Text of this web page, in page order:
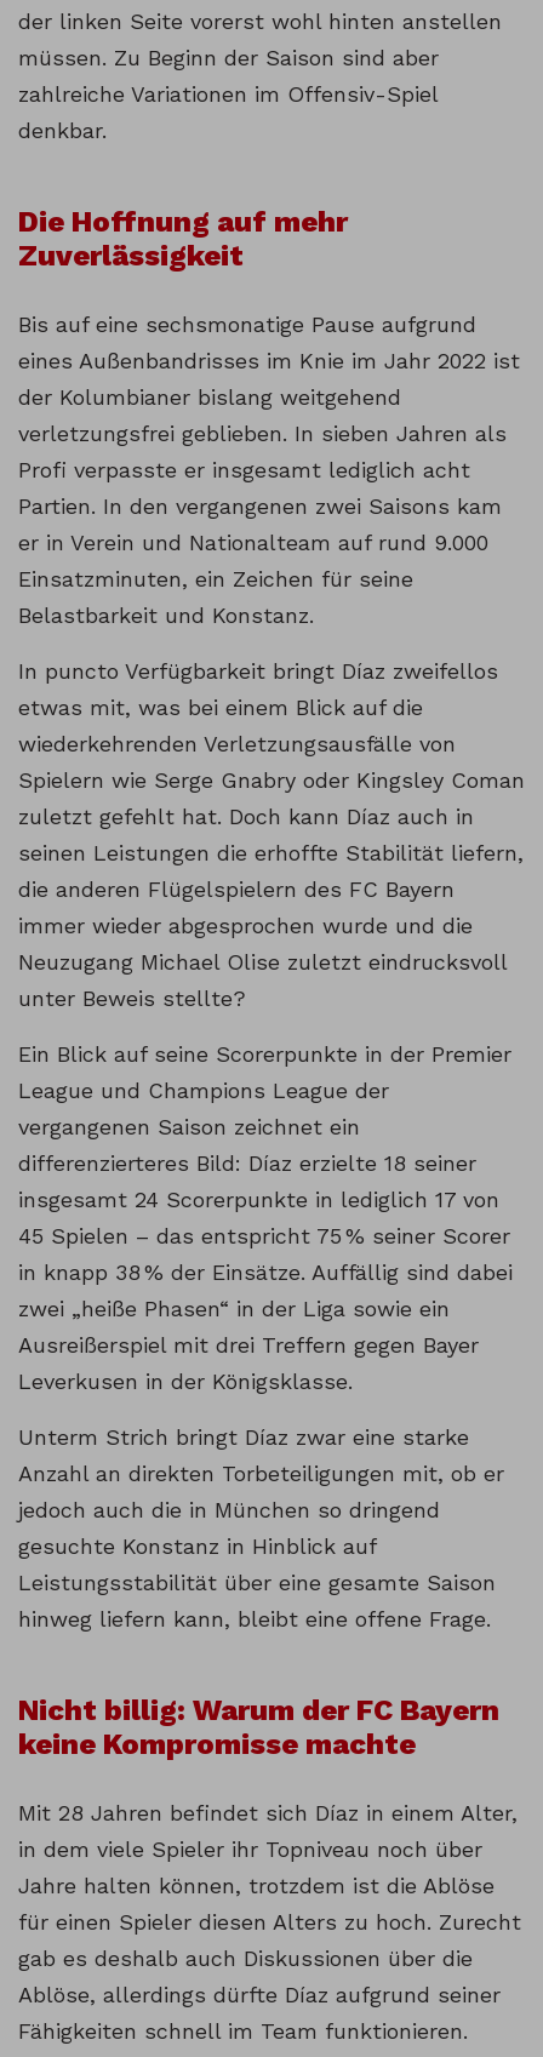
der linken Seite vorerst wohl hinten anstellen
müssen. Zu Beginn der Saison sind aber
zahlreiche Variationen im Offensiv-Spiel
denkbar.
Die Hoffnung auf mehr
Zuverlässigkeit
Bis auf eine sechsmonatige Pause aufgrund
eines Außenbandrisses im Knie im Jahr 2022 ist
der Kolumbianer bislang weitgehend
verletzungsfrei geblieben. In sieben Jahren als
Profi verpasste er insgesamt lediglich acht
Partien. In den vergangenen zwei Saisons kam
er in Verein und Nationalteam auf rund 9.000
Einsatzminuten, ein Zeichen für seine
Belastbarkeit und Konstanz.
In puncto Verfügbarkeit bringt Díaz zweifellos
etwas mit, was bei einem Blick auf die
wiederkehrenden Verletzungsausfälle von
Spielern wie Serge Gnabry oder Kingsley Coman
zuletzt gefehlt hat. Doch kann Díaz auch in
seinen Leistungen die erhoffte Stabilität liefern,
die anderen Flügelspielern des FC Bayern
immer wieder abgesprochen wurde und die
Neuzugang Michael Olise zuletzt eindrucksvoll
unter Beweis stellte?
Ein Blick auf seine Scorerpunkte in der Premier
League und Champions League der
vergangenen Saison zeichnet ein
differenzierteres Bild: Díaz erzielte 18 seiner
insgesamt 24 Scorerpunkte in lediglich 17 von
45 Spielen – das entspricht 75 % seiner Scorer
in knapp 38 % der Einsätze. Auffällig sind dabei
zwei „heiße Phasen“ in der Liga sowie ein
Ausreißerspiel mit drei Treffern gegen Bayer
Leverkusen in der Königsklasse.
Unterm Strich bringt Díaz zwar eine starke
Anzahl an direkten Torbeteiligungen mit, ob er
jedoch auch die in München so dringend
gesuchte Konstanz in Hinblick auf
Leistungsstabilität über eine gesamte Saison
hinweg liefern kann, bleibt eine offene Frage.
Nicht billig: Warum der FC Bayern
keine Kompromisse machte
Mit 28 Jahren befindet sich Díaz in einem Alter,
in dem viele Spieler ihr Topniveau noch über
Jahre halten können, trotzdem ist die Ablöse
für einen Spieler diesen Alters zu hoch. Zurecht
gab es deshalb auch Diskussionen über die
Ablöse, allerdings dürfte Díaz aufgrund seiner
Fähigkeiten schnell im Team funktionieren.